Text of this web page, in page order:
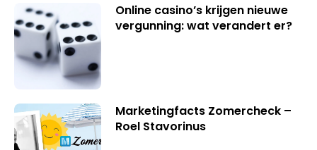
Online casino’s krijgen nieuwe
vergunning: wat verandert er?
Marketingfacts Zomercheck –
Roel Stavorinus